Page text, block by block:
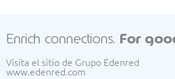
Enrich connections. For
Visita el sitio de Grupo Edenred
www.edenred.com